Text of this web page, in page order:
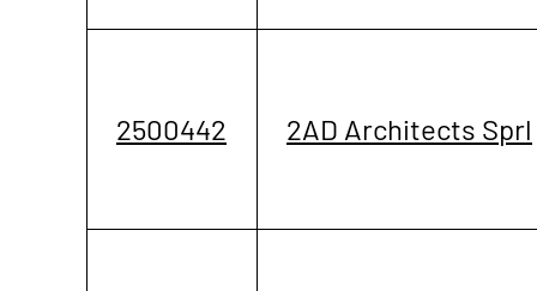
2500442 2AD Architects Sprl